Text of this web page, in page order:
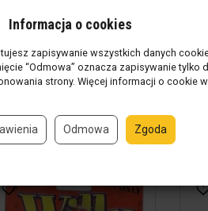
Panieńsk...
w magazynie(4 szt.)
zł / szt.
Do koszyka
Informacja o cookies
zapisywanie wszystkich danych
“Odmowa” oznacza zapisywanie tylko
strony. Więcej informacji o cookie w
Odmowa Zgoda